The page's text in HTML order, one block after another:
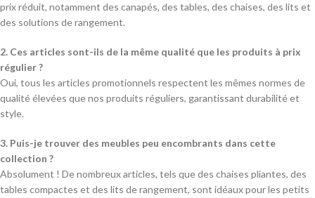
prix réduit, notamment des canapés, des tables, des chaises, des lits et
des solutions de rangement.
2. Ces articles sont-ils de la même qualité que les produits à prix
régulier ?
Oui, tous les articles promotionnels respectent les mêmes normes de
qualité élevées que nos produits réguliers, garantissant durabilité et
style.
3. Puis-je trouver des meubles peu encombrants dans cette
collection ?
Absolument ! De nombreux articles, tels que des chaises pliantes, des
tables compactes et des lits de rangement, sont idéaux pour les petits